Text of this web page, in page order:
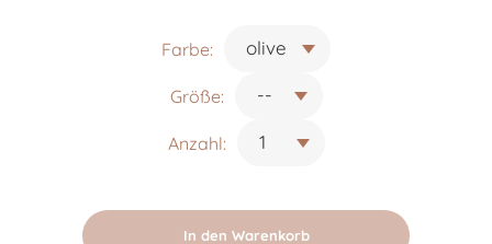
Farbe:
Größe:
Anzahl:
In den Warenkorb